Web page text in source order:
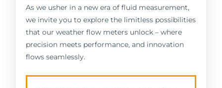
As we usher in a new era of fluid measurement,
we invite you to explore the limitless possibilities
that our weather flow meters unlock – where
precision meets performance, and innovation
flows seamlessly.